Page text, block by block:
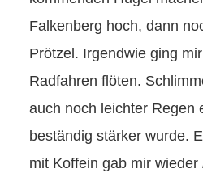
Falkenberg hoch, dann
Prötzel. Irgendwie ging
Radfahren flöten.
auch noch leichter Regen
beständig stärker wurde.
mit Koffein gab mir wieder